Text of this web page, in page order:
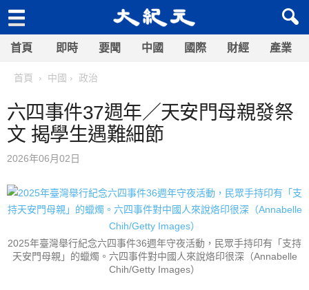
首頁 即時 要聞 中國 國際 財經 產業
首頁 中國 政治
六四事件37週年／天安門母親發祭
文 揭學生遇難細節
2026年06月02日
2025年臺灣舉行紀念六四事件36週年守夜活動，民眾手持印有「支持
天安門母親」的蠟燭。六四事件對中國人來說烙印很深（Annabelle
Chih/Getty Images）